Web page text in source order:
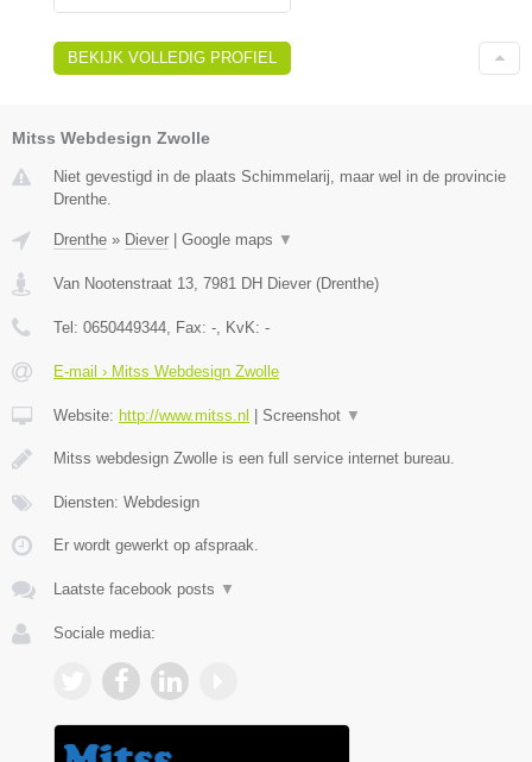
BEKIJK VOLLEDIG PROFIEL
Mitss Webdesign Zwolle
Niet gevestigd in de plaats Schimmelarij, maar wel in de provincie
Drenthe.
Drenthe » Diever Google maps ▼
Van Nootenstraat 13, 7981 DH Diever (Drenthe)
Tel: 0650449344, Fax: -, KvK: -
E-mail › Mitss Webdesign Zwolle
Website: http://www.mitss.nl Screenshot ▼
Mitss webdesign Zwolle is een full service internet bureau.
Diensten: Webdesign
Er wordt gewerkt op afspraak.
Laatste facebook posts ▼
Sociale media: